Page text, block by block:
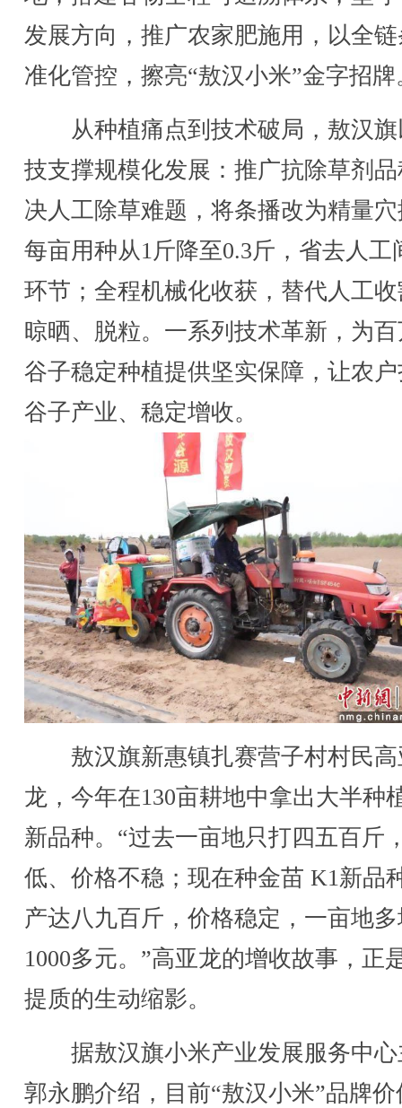
发展方向，推广农家肥施用，以全
准化管控，擦亮“敖汉小米”金字招牌
从种植痛点到技术破局，敖汉旗
技支撑规模化发展：推广抗除草剂
决人工除草难题，将条播改为精量
每亩用种从1斤降至0.3斤，省去人工
环节；全程机械化收获，替代人工
晾晒、脱粒。一系列技术革新，为
谷子稳定种植提供坚实保障，让农
谷子产业、稳定增收。
敖汉旗新惠镇扎赛营子村村民高
龙，今年在130亩耕地中拿出大半种
新品种。“过去一亩地只打四五百斤
低、价格不稳；现在种金苗 K1新品
产达八九百斤，价格稳定，一亩地
1000多元。”高亚龙的增收故事，正
提质的生动缩影。
据敖汉旗小米产业发展服务中心
郭永鹏介绍，目前“敖汉小米”品牌价